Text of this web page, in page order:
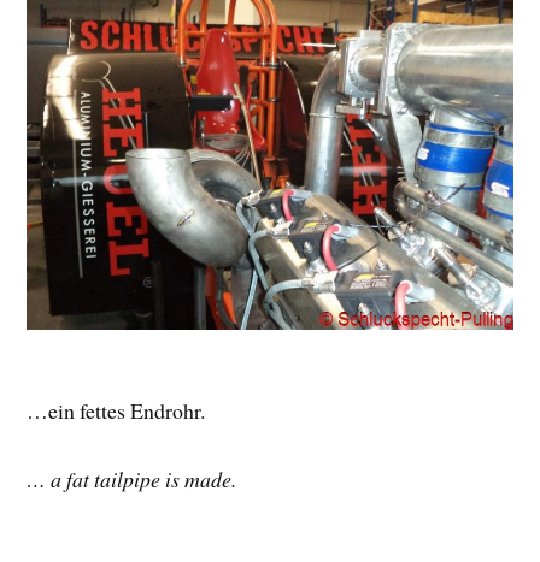
…ein fettes Endrohr.
… a fat tailpipe is made.